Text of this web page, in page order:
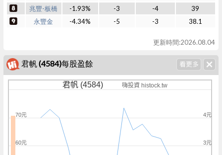
兆豐-板橋
-1.93% -3 -4
39
永豐金
-4.34% -5 -3 38.1
更新時間:2026.08.04
君帆 (4584)每股盈餘
君帆 (4584) 嗨投資 histock.tw
3元
4元
60元
70元